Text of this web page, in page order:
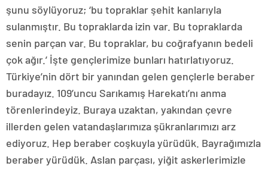
şunu söylüyoruz; ‘bu topraklar şehit kanlarıyla
sulanmıştır. Bu topraklarda izin var. Bu topraklarda
senin parçan var. Bu topraklar, bu coğrafyanın bedeli
çok ağır.’ İşte gençlerimize bunları hatırlatıyoruz.
Türkiye’nin dört bir yanından gelen gençlerle beraber
buradayız. 109’uncu Sarıkamış Harekatı’nı anma
törenlerindeyiz. Buraya uzaktan, yakından çevre
illerden gelen vatandaşlarımıza şükranlarımızı arz
ediyoruz. Hep beraber coşkuyla yürüdük. Bayrağımızla
beraber yürüdük. Aslan parçası, yiğit askerlerimizle